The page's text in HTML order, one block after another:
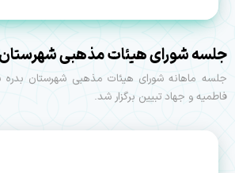
جلسه شورای هیئات مذهبی شهرستان
جلسه ماهانه شورای هیئات مذهبی شهرستان بدره
فاطمیه و جهاد تبیین برگزار شد.